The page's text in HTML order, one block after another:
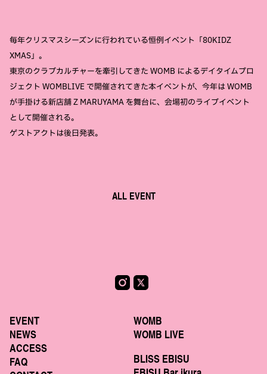
毎年クリスマスシーズンに行われている恒例イベント「80KIDZ
XMAS」。
東京のクラブカルチャーを牽引してきた WOMB によるデイタイムプロ
ジェクト WOMBLIVE で開催されてきた本イベントが、今年は WOMB
が手掛ける新店舗 Z MARUYAMA を舞台に、会場初のライブイベント
として開催される。
ゲストアクトは後日発表。
ALL EVENT
EVENT
NEWS
ACCESS
FAQ
WOMB
WOMB LIVE
BLISS EBISU